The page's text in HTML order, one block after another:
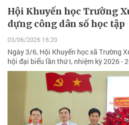
Hội Khuyến học Trường
dựng công dân số học tập
03/06/2026 16:20
Ngày 3/6, Hội Khuyến học xã Trường
hội đại biểu lần thứ I, nhiệm kỳ 2026 -